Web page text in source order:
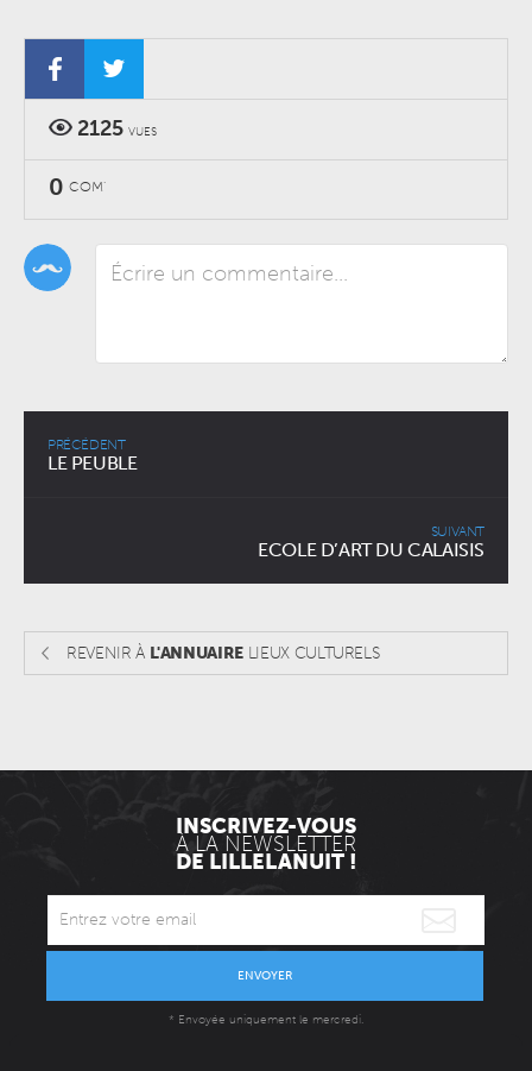
2125 VUES
0 COM'
PRÉCÉDENT
LE PEUBLE
SUIVANT
ECOLE D’ART DU CALAISIS
REVENIR À L'ANNUAIRE LIEUX CULTURELS
INSCRIVEZ-VOUS
À LA NEWSLETTER
DE LILLELANUIT !
ENVOYER
* Envoyée uniquement le mercredi.